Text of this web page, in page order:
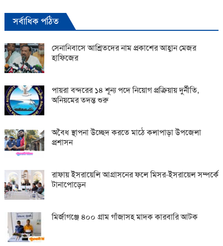
সর্বাধিক পঠিত
সেনানিবাসে আশ্রিতদের নাম প্রকাশের আহ্বান মেজর
হাফিজের
পায়রা বন্দরের ১৪ শূন্য পদে নিয়োগ প্রক্রিয়ায় দুর্নীতি,
অনিয়মের তদন্ত শুরু
অবৈধ স্থাপনা উচ্ছেদ করতে মাঠে কলাপাড়া উপজেলা
প্রশাসন
রাফায় ইসরায়েলি আগ্রাসনের ফলে মিসর-ইসরায়েল সম্পর্কে
টানাপোড়েন
মির্জাগঞ্জে ৪০০ গ্রাম গাঁজাসহ মাদক কারবারি আটক